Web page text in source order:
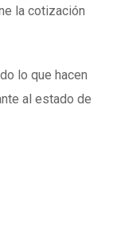
la cotización
lo que hacen
al estado de